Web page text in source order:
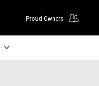
Proud Owners